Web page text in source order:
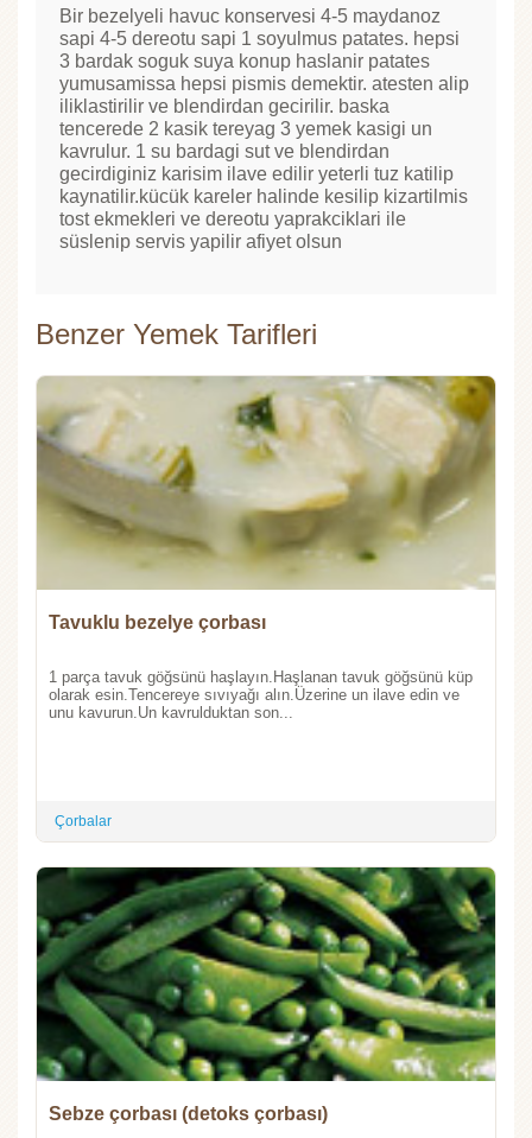
Bir bezelyeli havuc konservesi 4-5 maydanoz
sapi 4-5 dereotu sapi 1 soyulmus patates. hepsi
3 bardak soguk suya konup haslanir patates
yumusamissa hepsi pismis demektir. atesten alip
iliklastirilir ve blendirdan gecirilir. baska
tencerede 2 kasik tereyag 3 yemek kasigi un
kavrulur. 1 su bardagi sut ve blendirdan
gecirdiginiz karisim ilave edilir yeterli tuz katilip
kaynatilir.kücük kareler halinde kesilip kizartilmis
tost ekmekleri ve dereotu yaprakciklari ile
süslenip servis yapilir afiyet olsun
Benzer Yemek Tarifleri
Tavuklu bezelye çorbası
1 parça tavuk göğsünü haşlayın.Haşlanan tavuk göğsünü küp
olarak esin.Tencereye sıvıyağı alın.Üzerine un ilave edin ve
unu kavurun.Un kavrulduktan son...
Çorbalar
Sebze çorbası (detoks çorbası)